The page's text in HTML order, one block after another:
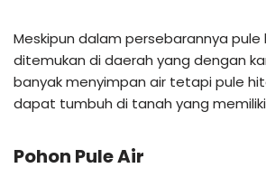
Meskipun dalam persebarannya
ditemukan di daerah yang dengan
banyak menyimpan air tetapi pule
dapat tumbuh di tanah yang
Pohon Pule Air